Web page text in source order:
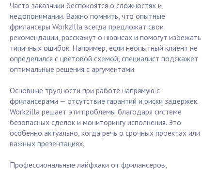
Часто заказчики беспокоятся о сложностях и
недопонимании. Важно помнить, что опытные
фрилансеры Workzilla всегда предложат свои
рекомендации, расскажут о нюансах и помогут избежать
типичных ошибок. Например, если неопытный клиент не
определился с цветовой схемой, специалист подскажет
оптимальные решения с аргументами.
Основные трудности при работе напрямую с
фрилансерами — отсутствие гарантий и риски задержек.
Workzilla решает эти проблемы благодаря системе
безопасных сделок и мониторингу исполнения. Это
особенно актуально, когда речь о срочных проектах или
важных презентациях.
Профессиональные лайфхаки от фрилансеров,